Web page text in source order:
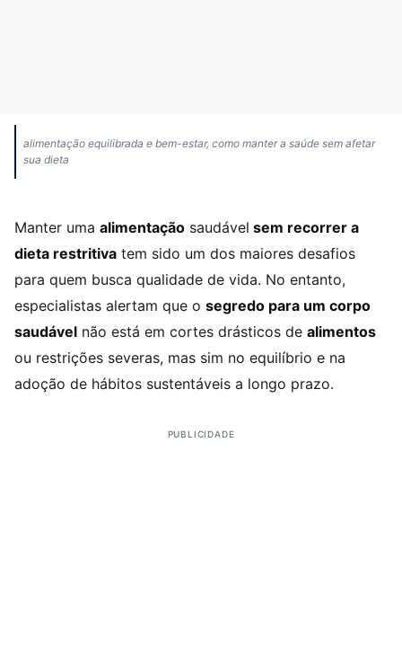
alimentação equilibrada e bem-estar, como manter a saúde sem afetar
sua dieta
Manter uma alimentação saudável sem recorrer a
dieta restritiva tem sido um dos maiores desafios
para quem busca qualidade de vida. No entanto,
especialistas alertam que o segredo para um corpo
saudável não está em cortes drásticos de alimentos
ou restrições severas, mas sim no equilíbrio e na
adoção de hábitos sustentáveis a longo prazo.
PUBLICIDADE